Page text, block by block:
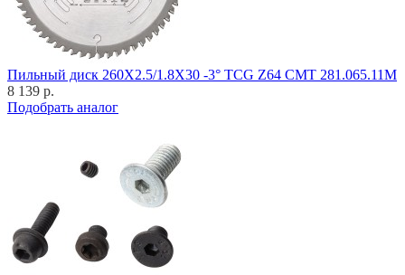
Пильный диск 260X2.5/1.8X30 -3° TCG Z64 CMT 281.065.11M
8 139 р.
Подобрать аналог